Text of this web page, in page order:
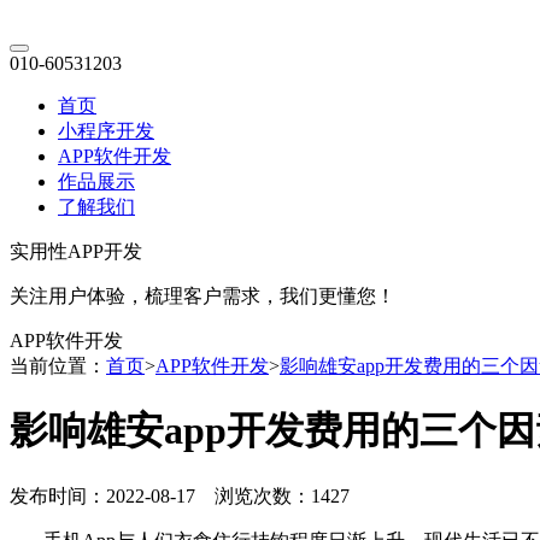
010-60531203
首页
小程序开发
APP软件开发
作品展示
了解我们
实用性APP开发
关注用户体验，梳理客户需求，我们更懂您！
APP软件开发
当前位置： 首页>APP软件开发>影响雄安app开发费用的三个
影响雄安app开发费用的三个
发布时间：2022-08-17 浏览次数：1427